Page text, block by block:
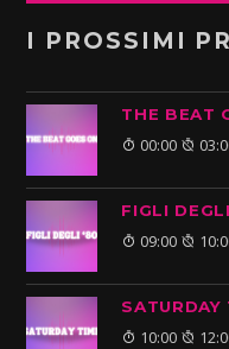
I PROSSIMI
THE BEAT
00:00
FIGLI
09:00
SATURDAY
10:00